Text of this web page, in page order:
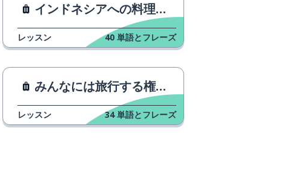
インドネシアへの料理の航海
レッスン 40 単語とフレーズ
みんなには旅行する権利があります。
レッスン 34 単語とフレーズ